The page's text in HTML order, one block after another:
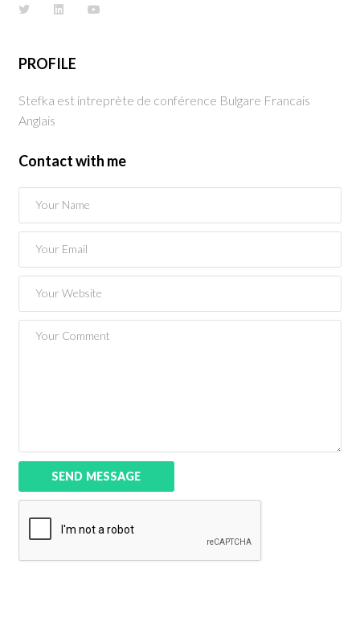
PROFILE
Stefka est intreprète de conférence Bulgare Francais
Anglais
Contact with me